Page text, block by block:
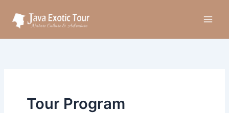
contenu
Tour Program